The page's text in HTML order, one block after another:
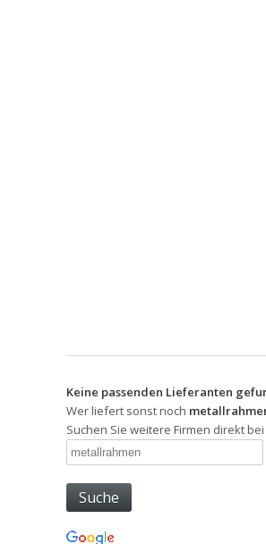
Keine passenden Lieferanten
Wer liefert sonst noch
Suchen Sie weitere Firmen direkt bei